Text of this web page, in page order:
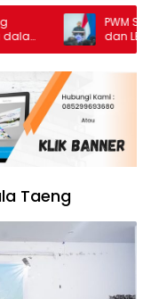
PWM Sulsel
dan LBH PP
Gerakan
Taeng